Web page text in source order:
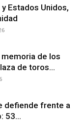
Estados Unidos,
memoria de los
de toros...
defiende frente a
53...